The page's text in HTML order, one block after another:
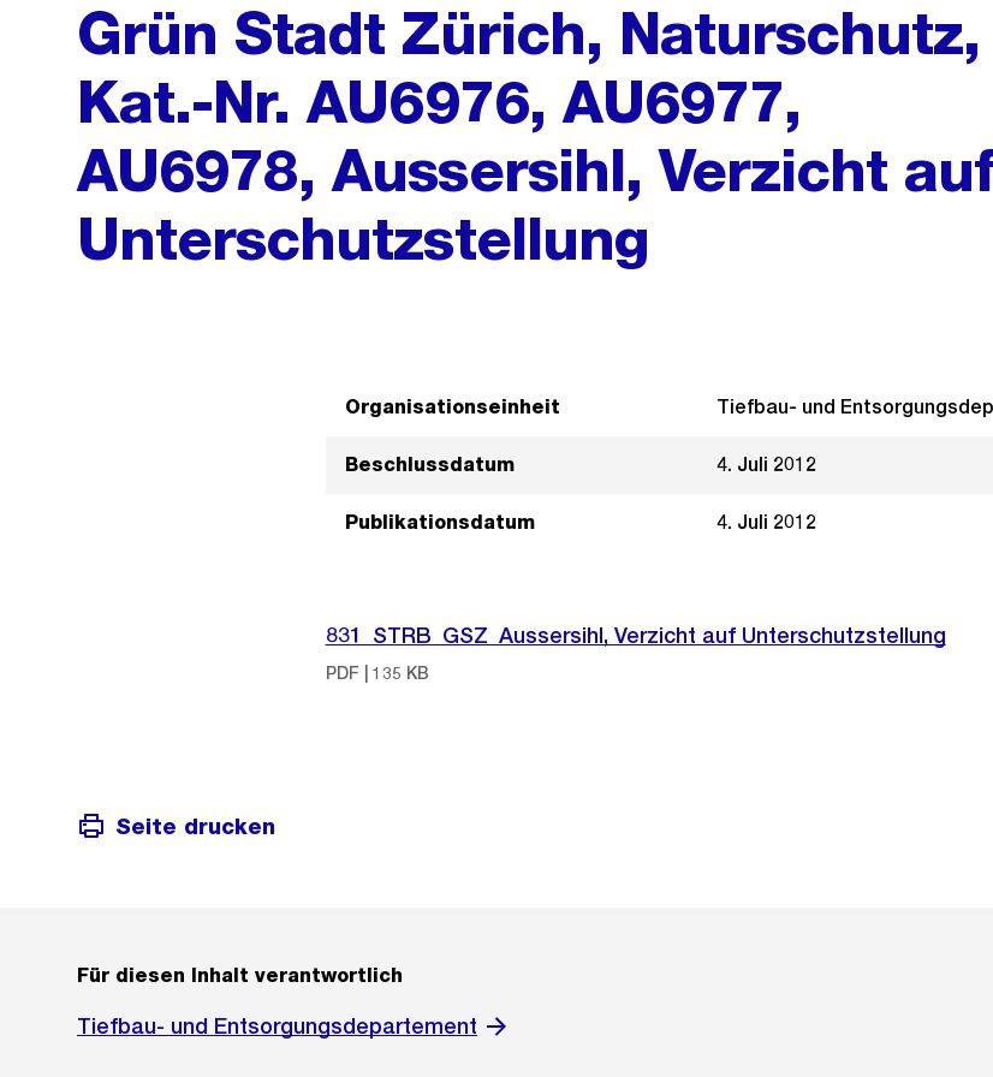
Grün Stadt Zürich, Naturschutz,
Kat.-Nr. AU6976, AU6977,
AU6978, Aussersihl, Verzicht
Unterschutzstellung
Organisationseinheit Tiefbau- und
Beschlussdatum 4. Juli 2012
Publikationsdatum 4. Juli 2012
831_STRB_GSZ_Aussersihl, Verzicht auf Unterschutzstellung
PDF | 135 KB
Seite drucken
Für diesen Inhalt verantwortlich
Tiefbau- und Entsorgungsdepartement